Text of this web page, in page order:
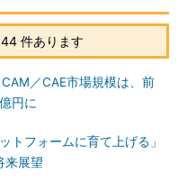
件あります
／CAE市場規模は、前
円に
トフォームに育て上げる」
展望